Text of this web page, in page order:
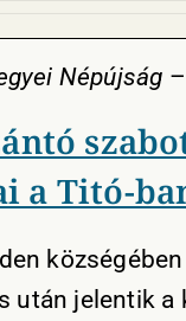
Népújság –
a Titó-
után jelentik a